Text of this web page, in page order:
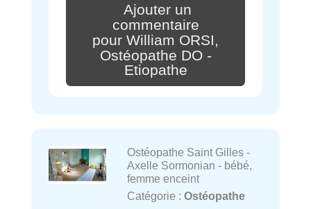
Ajouter un
commentaire
pour William ORSI,
Ostéopathe DO -
Etiopathe
Ostéopathe Saint Gilles -
Axelle Sormonian - bébé,
femme enceint
Catégorie : Ostéopathe